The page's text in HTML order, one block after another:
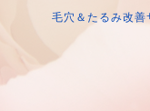
毛穴＆たるみ改善